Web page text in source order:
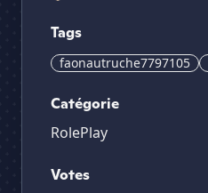
Tags
faonautruche7797105
Catégorie
RolePlay
Votes